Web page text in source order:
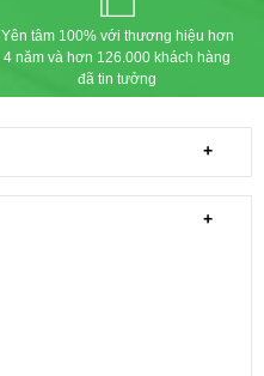
Yên tâm 100% với thương hiệu hơn
4 năm và hơn 126.000 khách hàng
đã tin tưởng
+
+